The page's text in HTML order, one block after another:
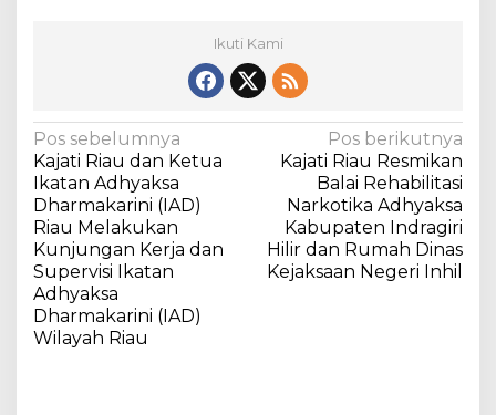
Ikuti Kami
N
a
v
i
g
a
s
Pos sebelumnya
Kajati Riau dan Ketua
Ikatan Adhyaksa
Dharmakarini (IAD)
Riau Melakukan
Kunjungan Kerja dan
Supervisi Ikatan
Adhyaksa
Dharmakarini (IAD)
Wilayah Riau
Pos berikutnya
Kajati Riau Resmikan
Balai Rehabilitasi
Narkotika Adhyaksa
Kabupaten Indragiri
Hilir dan Rumah Dinas
Kejaksaan Negeri Inhil